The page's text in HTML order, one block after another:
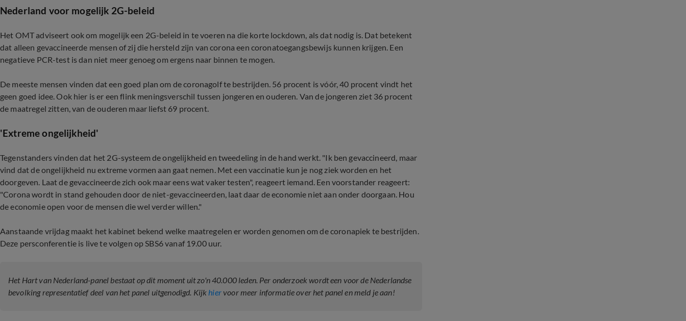
Nederland voor mogelijk 2G-beleid
Het OMT adviseert ook om mogelijk een 2G-beleid in te voeren na die korte lockdown, als dat nodig is. Dat betekent
dat alleen gevaccineerde mensen of zij die hersteld zijn van corona een coronatoegangsbewijs kunnen krijgen. Een
negatieve PCR-test is dan niet meer genoeg om ergens naar binnen te mogen.
De meeste mensen vinden dat een goed plan om de coronagolf te bestrijden. 56 procent is vóór, 40 procent vindt het
geen goed idee. Ook hier is er een flink meningsverschil tussen jongeren en ouderen. Van de jongeren ziet 36 procent
de maatregel zitten, van de ouderen maar liefst 69 procent.
'Extreme ongelijkheid'
Tegenstanders vinden dat het 2G-systeem de ongelijkheid en tweedeling in de hand werkt. "Ik ben gevaccineerd, maar
vind dat de ongelijkheid nu extreme vormen aan gaat nemen. Met een vaccinatie kun je nog ziek worden en het
doorgeven. Laat de gevaccineerde zich ook maar eens wat vaker testen", reageert iemand. Een voorstander reageert:
"Corona wordt in stand gehouden door de niet-gevaccineerden, laat daar de economie niet aan onder doorgaan. Hou
de economie open voor de mensen die wel verder willen."
Aanstaande vrijdag maakt het kabinet bekend welke maatregelen er worden genomen om de coronapiek te bestrijden.
Deze persconferentie is live te volgen op SBS6 vanaf 19.00 uur.
Het Hart van Nederland-panel bestaat op dit moment uit zo'n 40.000 leden. Per onderzoek wordt een voor de Nederlandse
bevolking representatief deel van het panel uitgenodigd. Kijk hiervoor meer informatie over het panel en meld je aan!